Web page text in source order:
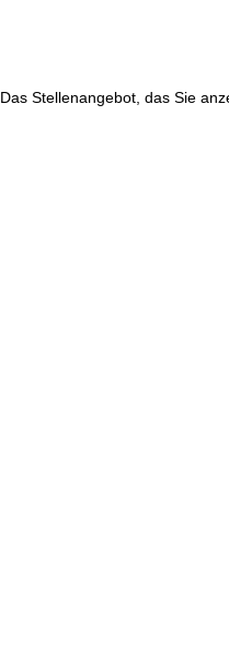
Das Stellenangebot, das Sie